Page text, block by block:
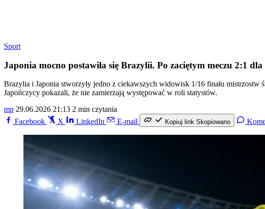
Sport
Japonia mocno postawiła się Brazylii. Po zaciętym meczu 2:1
Brazylia i Japonia stworzyły jedno z ciekawszych widowisk 1/16 finału
Japończycy pokazali, że nie zamierzają występować w roli statystów.
mp 29.06.2026 21:13 2 min czytania
Facebook
X LinkedIn E-mail Kopiuj link Skopiowano